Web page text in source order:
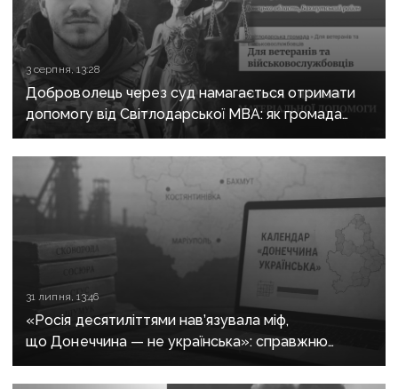
3 серпня, 13:28
Доброволець через суд намагається отримати
допомогу від Світлодарської МВА: як громада
руйнує довіру до влади
31 липня, 13:46
«Росія десятиліттями нав’язувала міф,
що Донеччина — не українська»: справжню
історію регіону зберуть в унікальному календарі